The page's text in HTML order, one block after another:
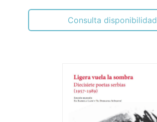
Consulta disponibilidad